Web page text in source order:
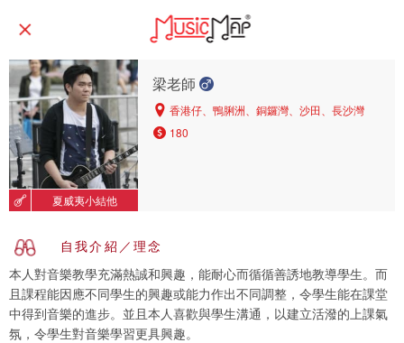
夏威夷小結他
梁老師
香港仔、鴨脷洲、銅鑼灣、沙田、長沙灣
180
自我介紹／理念
本人對音樂教學充滿熱誠和興趣，能耐心而循循善誘地教導學生。而
且課程能因應不同學生的興趣或能力作出不同調整，令學生能在課堂
中得到音樂的進步。並且本人喜歡與學生溝通，以建立活潑的上課氣
氛，令學生對音樂學習更具興趣。